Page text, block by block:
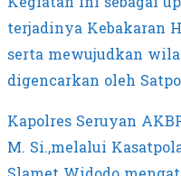
terjadinya Kebakaran
serta mewujudkan
digencarkan oleh
Kapolres Seruyan
M. Si.,melalui